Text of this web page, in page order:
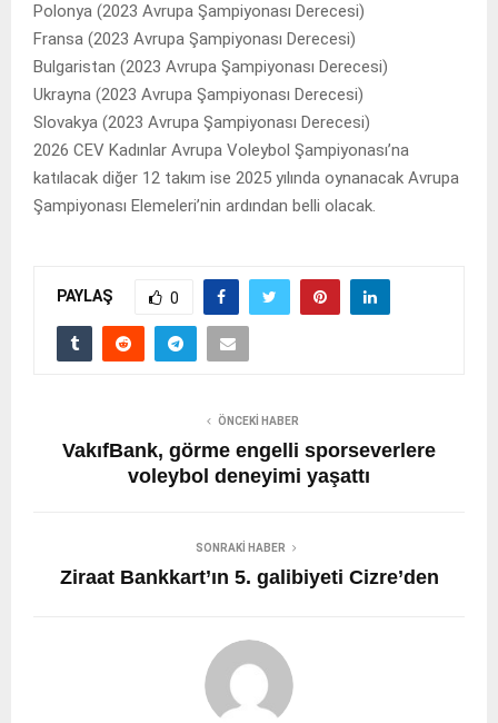
Polonya (2023 Avrupa Şampiyonası Derecesi)
Fransa (2023 Avrupa Şampiyonası Derecesi)
Bulgaristan (2023 Avrupa Şampiyonası Derecesi)
Ukrayna (2023 Avrupa Şampiyonası Derecesi)
Slovakya (2023 Avrupa Şampiyonası Derecesi)
2026 CEV Kadınlar Avrupa Voleybol Şampiyonası’na
katılacak diğer 12 takım ise 2025 yılında oynanacak Avrupa
Şampiyonası Elemeleri’nin ardından belli olacak.
PAYLAŞ 0
ÖNCEKI HABER
VakıfBank, görme engelli sporseverlere
voleybol deneyimi yaşattı
SONRAKI HABER
Ziraat Bankkart’ın 5. galibiyeti Cizre’den